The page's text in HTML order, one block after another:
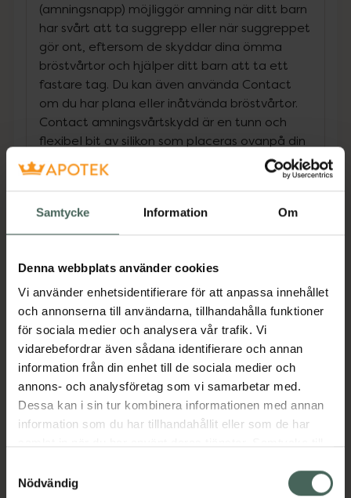
Samtycke Information Om
Denna webbplats använder cookies
Vi använder enhetsidentifierare för att anpassa innehållet
och annonserna till användarna, tillhandahålla funktioner
för sociala medier och analysera vår trafik. Vi
vidarebefordrar även sådana identifierare och annan
information från din enhet till de sociala medier och
annons- och analysföretag som vi samarbetar med.
Dessa kan i sin tur kombinera informationen med annan
information som du har tillhandahållit eller som de har
återkalla ditt samtycke via webbplatsens
Nödvändig
(amningsnapp) möjliggör amning när ditt barn
har svårt att ta suggrepp eller när suggreppet
gör ont, eftersom de skyddar dina ömma
bröstvårtor och hjälper ditt barn att ta ett
fastare tag. Du kan även använda Contact
om du har plana eller inåtvända bröstvårtor.
Contact amningsvårtskydd är en tunn och
flexibel bit av silikon som placeras ovanpå din
bröstvårta som skydd. Det finns hål i
vårtskyddets spets så att mjölken kan rinna
eller spruckna bröstvårtor vid amning.
Kontakta din amningsrådgivare eller
amningsvårtskydd är lämpliga för dig eller
inte. - Tillverkade i transparent supertunn och
mjuk silikon, behaglig mot känslig hud - Säkra
för ditt barn - Formen med en öppen del ger
maximal hud-mot-hudkontakt mellan dig och
ditt barn - Fria från BPA - Levereras i en
praktisk förvaringsbox
Jämförpris 119 kr/par
Amning och matning